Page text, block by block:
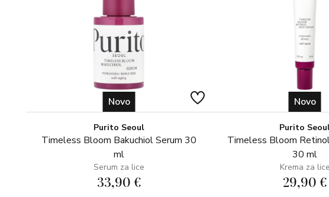
Novo
Purito Seoul
Timeless Bloom Bakuchiol Serum 30
ml
Serum za lice
33,90 €
Novo
Purito
Timeless Bloom
30 ml
Krema za lice
29,90 €